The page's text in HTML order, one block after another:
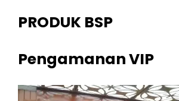
PRODUK BSP
Pengamanan VIP